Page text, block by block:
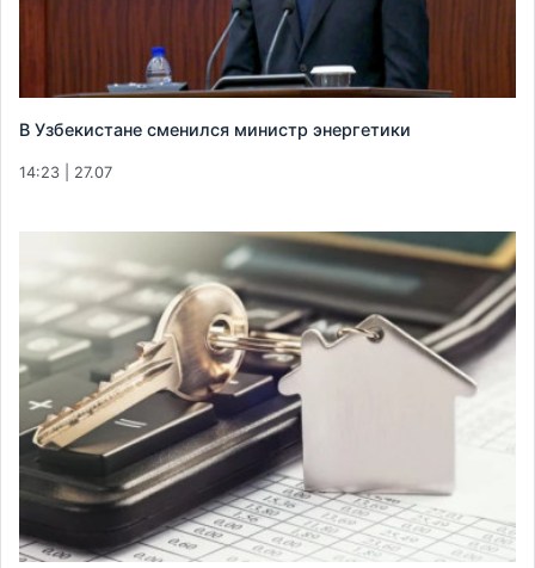
В Узбекистане сменился министр энергетики
14:23 | 27.07